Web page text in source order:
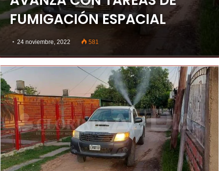
FUMIGACIÓN ESPACIAL
24 noviembre, 2022 581